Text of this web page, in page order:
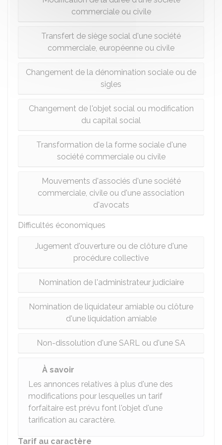
commerciale ou civile
Transfert de siège social d'une société
commerciale, européenne ou civile
Changement de la dénomination sociale ou de
sigles
Changement de l'objet social ou modification
du capital social
Transformation de la forme sociale d'une
société commerciale ou civile
Mouvements d'associés d'une société
commerciale, civile ou d'une association
d'avocats
Difficultés économiques
Jugement d'ouverture ou de clôture d'une
procédure collective
Nomination de l'administrateur judiciaire
Nomination de liquidateur amiable ou clôture
d'une liquidation amiable
Non-dissolution d'une SARL ou d'une SA
À savoir
Les annonces relatives à plus d'une des
modifications pour lesquelles un tarif
forfaitaire est prévu font l'objet d'une
tarification au caractère.
Tarif au caractère